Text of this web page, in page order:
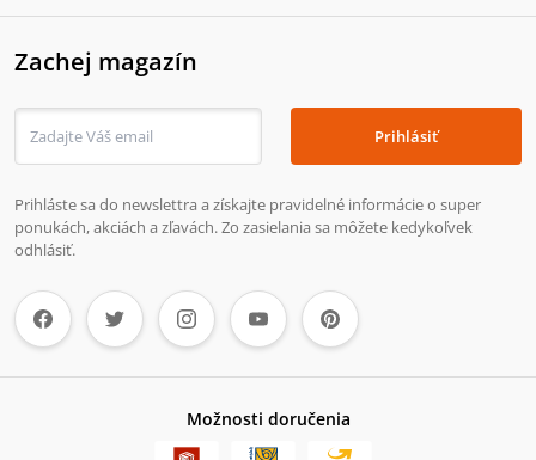
Zachej magazín
Prihlásiť
Prihláste sa do newslettra a získajte pravidelné informácie o super
ponukách, akciách a zľavách. Zo zasielania sa môžete kedykoľvek
odhlásiť.
Možnosti doručenia